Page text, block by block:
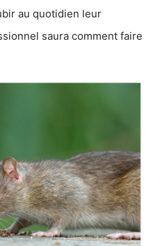
au quotidien leur
saura comment faire